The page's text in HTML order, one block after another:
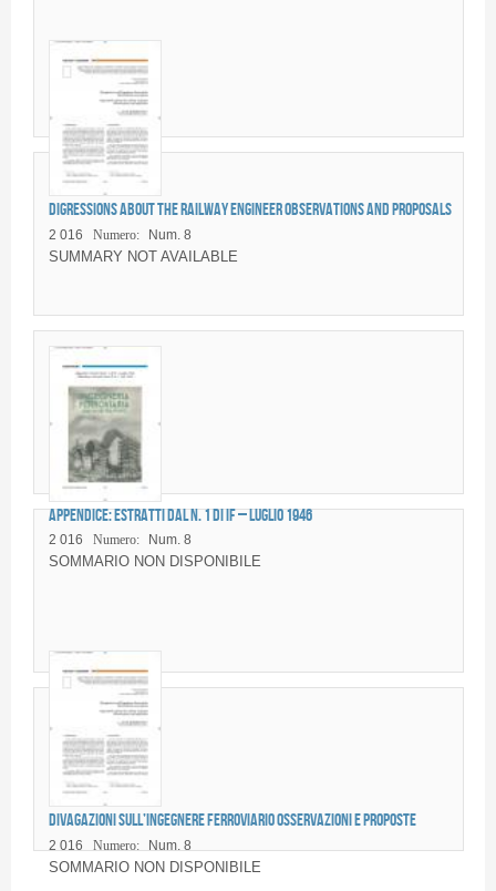
Digressions about the railway engineer Observations and proposals
2 016 Numero: Num. 8
SUMMARY NOT AVAILABLE
Appendice: Estratti dal n. 1 di IF – Luglio 1946
2 016 Numero: Num. 8
SOMMARIO NON DISPONIBILE
Divagazioni sull’ingegnere ferroviario Osservazioni e proposte
2 016 Numero: Num. 8
SOMMARIO NON DISPONIBILE